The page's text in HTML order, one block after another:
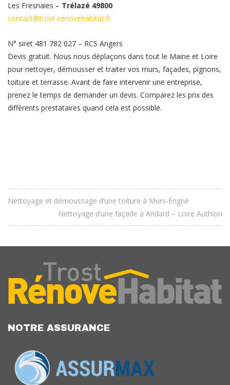
Les Fresnaies – Trélazé 49800
contact@trost-renovehabitat.fr
N° siret 481 782 027 – RCS Angers
Devis gratuit. Nous nous déplaçons dans tout le Maine et Loire
pour nettoyer, démousser et traiter vos murs, façades, pignons,
toiture et terrasse. Avant de faire intervenir une entreprise,
prenez le temps de demander un devis. Comparez les prix des
différents prestataires quand cela est possible.
Nettoyage et démoussage d’une toiture à Murs-Érigné
Nettoyage d’une façade à Andard – Loire Authion
NOTRE ASSURANCE